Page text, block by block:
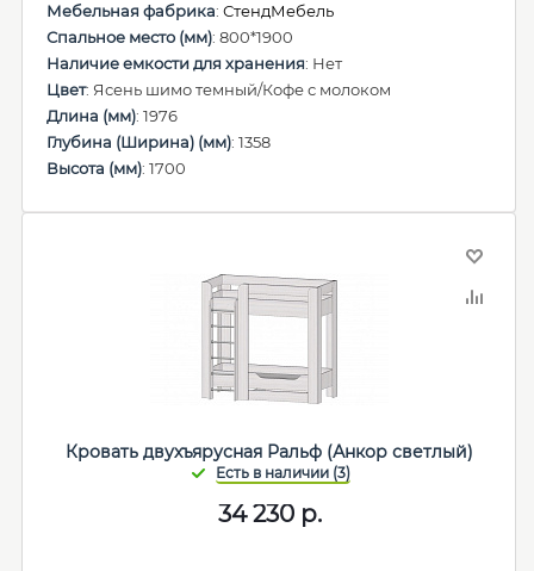
Мебельная фабрика: СтендМебель
Спальное место (мм): 800*1900
Наличие емкости для хранения: Нет
Цвет: Ясень шимо темный/Кофе с молоком
Длина (мм): 1976
Глубина (Ширина) (мм): 1358
Высота (мм): 1700
Кровать двухъярусная Ральф (Анкор светлый)
34 230р.